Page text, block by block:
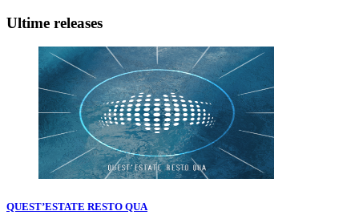
Ultime releases
QUEST’ESTATE RESTO QUA